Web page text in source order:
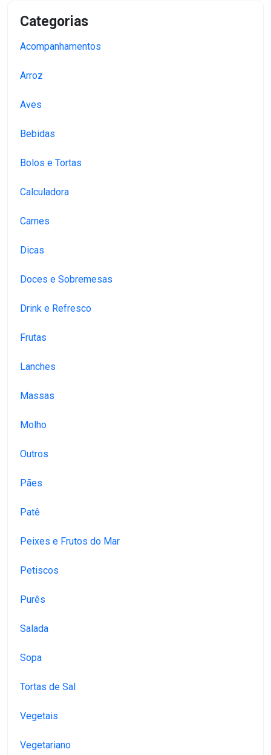
Categorias
Acompanhamentos
Arroz
Aves
Bebidas
Bolos e Tortas
Calculadora
Carnes
Dicas
Doces e Sobremesas
Drink e Refresco
Frutas
Lanches
Massas
Molho
Outros
Pães
Patê
Peixes e Frutos do Mar
Petiscos
Purês
Salada
Sopa
Tortas de Sal
Vegetais
Vegetariano